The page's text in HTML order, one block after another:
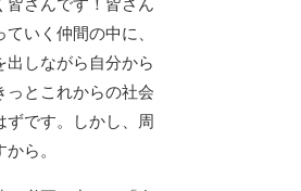
皆さんです！皆さん
いく仲間の中に、
しながら自分から
っとこれからの社会
ずです。しかし、周
ら。